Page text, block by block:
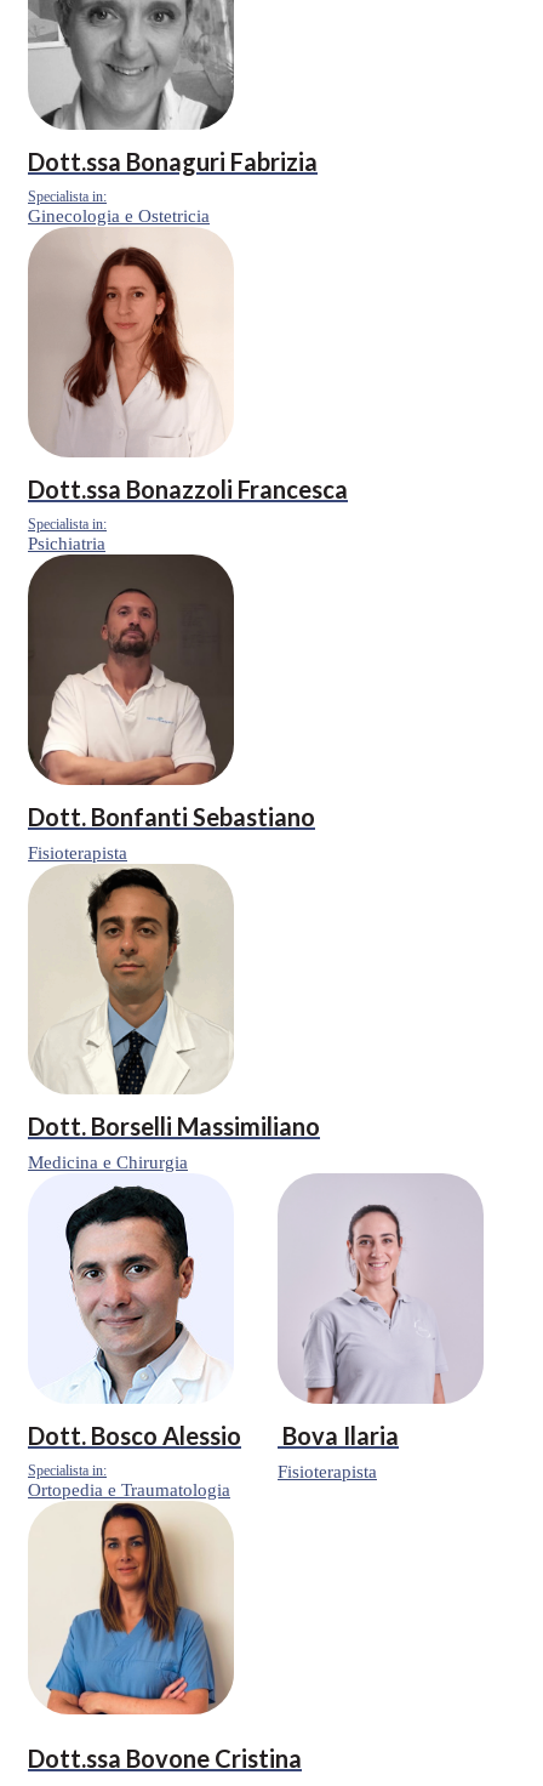
Dott.ssa Bonaguri Fabrizia
Specialista in:
Ginecologia e Ostetricia
Dott.ssa Bonazzoli Francesca
Specialista in:
Psichiatria
Dott. Bonfanti Sebastiano
Fisioterapista
Dott. Borselli Massimiliano
Medicina e Chirurgia
Dott. Bosco Alessio
Specialista in:
Ortopedia e Traumatologia
Bova Ilaria
Fisioterapista
Dott.ssa Bovone Cristina